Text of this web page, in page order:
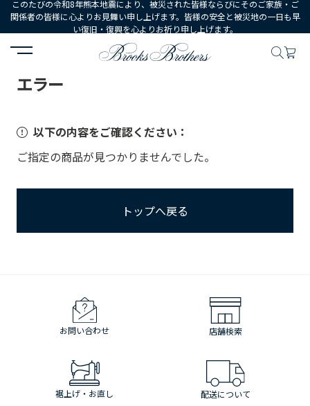
このたびの令和8年熊本地震により、被災された皆様ならびにそのご家族・ご
関係者の皆様に心よりお見舞い申し上げます。皆様の安全と被災地の一日も早
い復旧・復興を心よりお祈り申し上げます。
HOME
エラー
以下の内容をご確認ください：
ご指定の商品が見つかりませんでした。
トップへ戻る
お問い合わせ 店舗検索
裾上げ・お直し 配送について